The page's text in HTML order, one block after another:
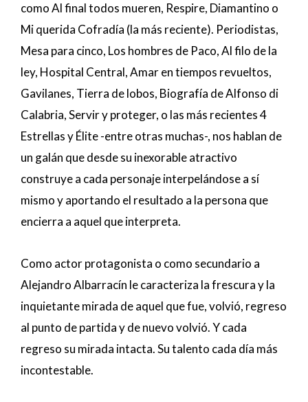
como Al final todos mueren, Respire, Diamantino o
Mi querida Cofradía (la más reciente). Periodistas,
Mesa para cinco, Los hombres de Paco, Al filo de la
ley, Hospital Central, Amar en tiempos revueltos,
Gavilanes, Tierra de lobos, Biografía de Alfonso di
Calabria, Servir y proteger, o las más recientes 4
Estrellas y Élite -entre otras muchas-, nos hablan de
un galán que desde su inexorable atractivo
construye a cada personaje interpelándose a sí
mismo y aportando el resultado a la persona que
encierra a aquel que interpreta.
Como actor protagonista o como secundario a
Alejandro Albarracín le caracteriza la frescura y la
inquietante mirada de aquel que fue, volvió, regreso
al punto de partida y de nuevo volvió. Y cada
regreso su mirada intacta. Su talento cada día más
incontestable.